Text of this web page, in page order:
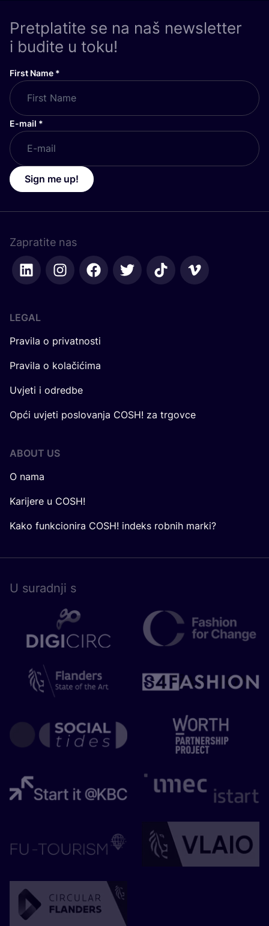
Pretplatite se na naš newsletter
i budite u toku!
First Name *
E-mail *
Sign me up!
Zapratite nas
LEGAL
Pravila o privatnosti
Pravila o kolačićima
Uvjeti i odredbe
Opći uvjeti poslovanja COSH! za trgovce
ABOUT US
O nama
Karijere u COSH!
Kako funkcionira COSH! indeks robnih marki?
U surad­nji s